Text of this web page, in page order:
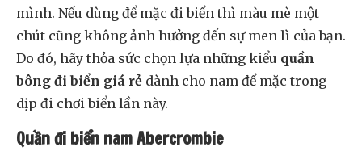
mình. Nếu dùng để mặc đi biển thì màu mè một
chút cũng không ảnh hưởng đến sự men lì của bạn.
Do đó, hãy thỏa sức chọn lựa những kiểu quần
bông đi biển giá rẻ dành cho nam để mặc trong
dịp đi chơi biển lần này.
Quần đi biển nam Abercrombie